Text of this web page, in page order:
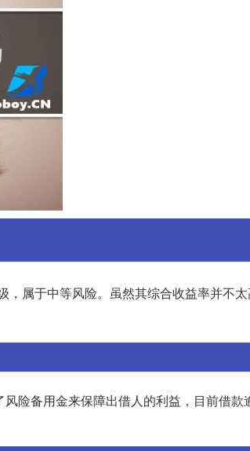
，属于中等风险。虽然其综合收益率并不
险备用金来保障出借人的利益，目前借款